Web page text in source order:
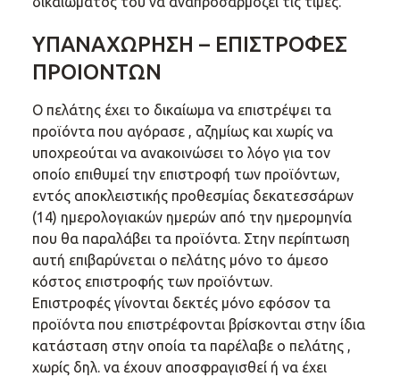
ΥΠΑΝΑΧΩΡΗΣΗ – ΕΠΙΣΤΡΟΦΕΣ
ΠΡΟΙΟΝΤΩΝ
Ο πελάτης έχει το δικαίωμα να επιστρέψει τα
προϊόντα που αγόρασε , αζημίως και χωρίς να
υποχρεούται να ανακοινώσει το λόγο για τον
οποίο επιθυμεί την επιστροφή των προϊόντων,
εντός αποκλειστικής προθεσμίας δεκατεσσάρων
(14) ημερολογιακών ημερών από την ημερομηνία
που θα παραλάβει τα προϊόντα. Στην περίπτωση
αυτή επιβαρύνεται ο πελάτης μόνο το άμεσο
κόστος επιστροφής των προϊόντων.
Επιστροφές γίνονται δεκτές μόνο εφόσον τα
προϊόντα που επιστρέφονται βρίσκονται στην ίδια
κατάσταση στην οποία τα παρέλαβε ο πελάτης ,
χωρίς δηλ. να έχουν αποσφραγισθεί ή να έχει